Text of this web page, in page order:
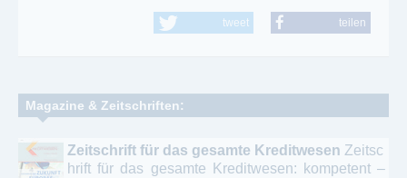
tweet teilen
Magazine & Zeitschriften:
Zeitschrift für das gesamte Kreditwesen Zeitsc
hrift für das gesamte Kreditwesen: kompetent –